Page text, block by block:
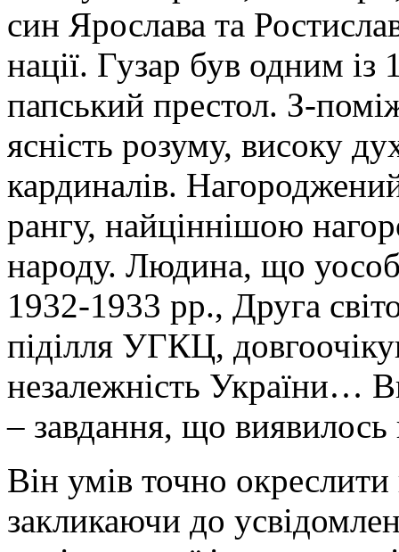
син Ярослава та
нації. Гузар був одним із
папський престол. З-
ясність розуму, високу
кардиналів.
рангу, найціннішою
народу. Людина, що
1932-1933 рр., Друга
піділля УГКЦ,
незалежність України…
– завдання, що виявилось
Він умів точно
закликаючи до